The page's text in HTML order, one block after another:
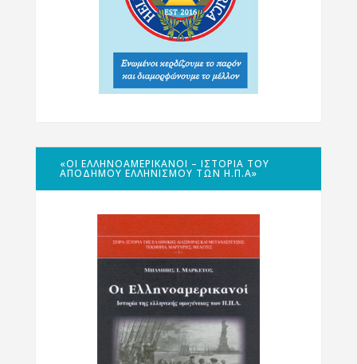
«ΟΙ ΕΛΛΗΝΟΑΜΕΡΙΚΑΝΟΊ – ΙΣΤΟΡΊΑ ΤΟΥ
ΑΠΌΔΗΜΟΥ ΕΛΛΗΝΙΣΜΟΎ ΤΩΝ Η.Π.Α»